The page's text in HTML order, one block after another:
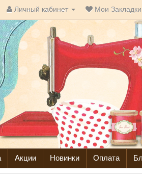
Личный кабинет Мои
Акции Новинки Оплата